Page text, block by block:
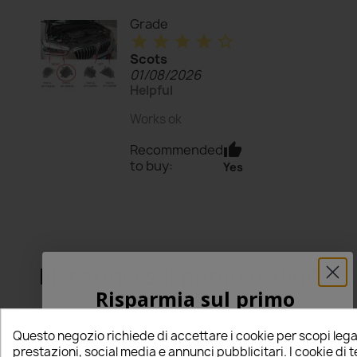
Grade
star star star star star_border
Scots
01/08/2026
Helpful
Works ok
Recommended
to buy:
thumb_up
Yes
Risparmia sul primo ordine
5% PER TE!
Questo negozio richiede di accettare i cookie per scopi
prestazioni, social media e annunci pubblicitari. I cookie di
Risparmia sul primo